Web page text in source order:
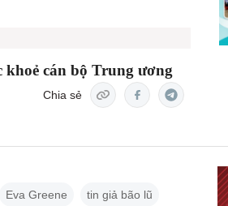
khoẻ cán bộ Trung ương
Chia sẻ
Eva Greene tin giả bão lũ